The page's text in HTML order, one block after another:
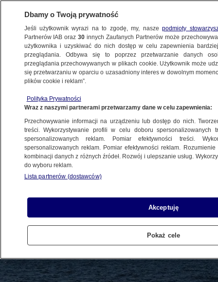
BIZNES
ZE ŚWIATA
"Dokładne informacje są niezbędne"
8.04.2019, 14:31
Udostępnij
Dbamy o Twoją prywatność
Jeśli użytkownik wyrazi na to zgodę, my, naszepodmioty
Partnerów IAB oraz30 innych Zaufanych Partnerów może
użytkownika i uzyskiwać do nich dostęp w celu zapewnienia
przeglądania. Odbywa się to poprzez przetwarzanie danych
przeglądania przechowywanych w plikach cookie. Użytkownik może
się przetwarzaniu w oparciu o uzasadniony interes w dowolnym
plików cookie i reklam”.
Polityka Prywatności
Wraz z naszymi partnerami przetwarzamy dane w celu zapewnienia:
Przechowywanie informacji na urządzeniu lub dostęp do nich.
treści. Wykorzystywanie profili w celu doboru spersonalizowanych
spersonalizowanych reklam. Pomiar efektywności treści.
spersonalizowanych reklam. Pomiar efektywności reklam.
kombinacji danych z różnych źródeł. Rozwój i ulepszanie usług.
do wyboru reklam.
Lista partnerów (dostawców)
Akceptuję
Pokaż cele